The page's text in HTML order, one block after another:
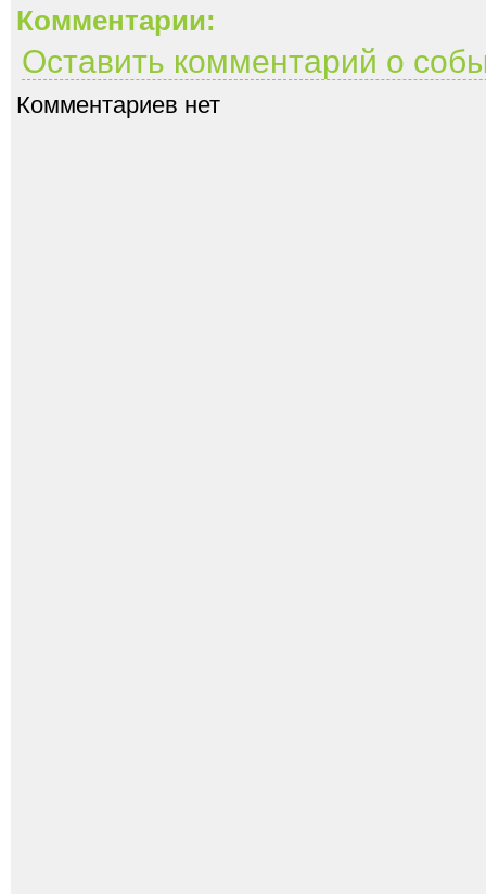
Комментарии:
Оставить комментарий о
Комментариев нет